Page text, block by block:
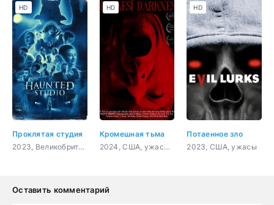
Проклятая студия
2023, Великобритания, ужасы, комедия
HD
Кромешная тьма
2024, США, ужасы, драма
HD
Потаенное зло
2023, США, ужасы
HD
Оставить комментарий